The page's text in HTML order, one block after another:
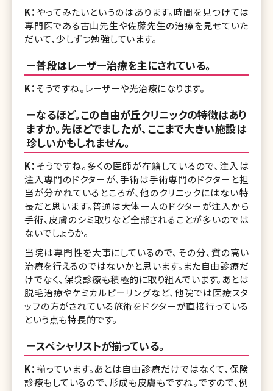
K： やってみたいというのはあります。時間を見つけては
専門医である古山先生や佐藤先生の治療を見せていた
だいて、少しずつ勉強しています。
ー普段はレーザー治療を主にされている。
K：そうですね。レーザーや光治療になります。
ーなるほど。この自由が丘クリニックの特徴はあり
ますか。先ほどでましたが、ここまで大きい施設は
珍しいかもしれません。
K： そうですね。多くの医師が在籍しているので、注入は
注入専門のドクターが、手術は手術専門のドクターと担
当が分かれているところが、他のクリニックにはない特
長だと思います。普通は大体一人のドクターが注入から
手術、皮膚のシミ取りなど全部されることが多いのでは
ないでしょうか。
当院は専門性を大事にしているので、その分、質の高い
治療を行えるのではないかと思います。また自由診療だ
けでなく、保険診療も積極的に取り組んでいます。あとは
脱毛治療やケミカルピーリングなど、他院では医療スタ
ッフの方がされている施術をドクターが直接行っている
という点も特長的です。
ースペシャリストが揃っている。
K：揃っています。あとは自由診療だけではなくて、保険
診療もしているので、形成も皮膚もですね。ですので、例